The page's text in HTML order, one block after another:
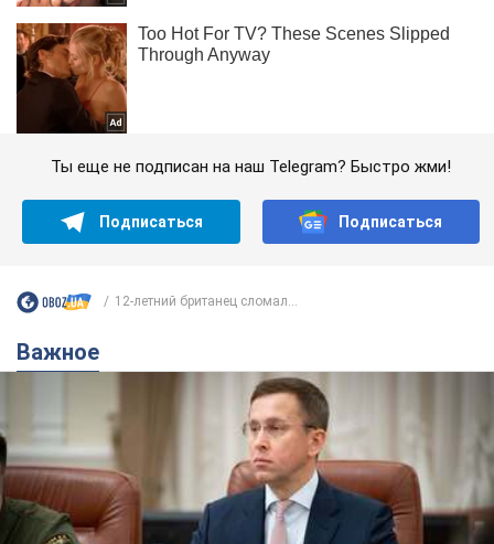
Ты еще не подписан на наш Telegram? Быстро жми!
Подписаться Подписаться
12-летний британец сломал...
Важное